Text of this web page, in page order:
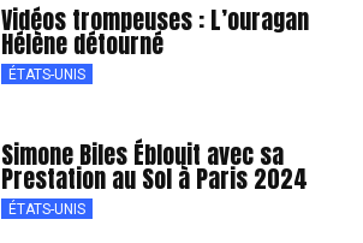
Vidéos trompeuses : L’ouragan
Hélène détourné
ÉTATS-UNIS
Simone Biles Éblouit avec sa
Prestation au Sol à Paris 2024
ÉTATS-UNIS